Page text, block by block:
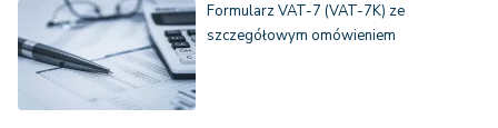
Formularz VAT-7 (VAT-7K) ze
szczegółowym omówieniem